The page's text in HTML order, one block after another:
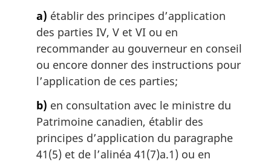
a) établir des principes d’application
des parties IV, V et VI ou en
recommander au gouverneur en conseil
ou encore donner des instructions pour
l’application de ces parties;
b) en consultation avec le ministre du
Patrimoine canadien, établir des
principes d’application du paragraphe
41(5) et de l’alinéa 41(7)a.1) ou en